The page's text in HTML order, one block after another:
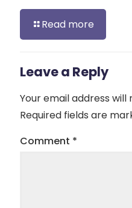
Read more
Leave a Reply
Your email address will
Required fields are
Comment *